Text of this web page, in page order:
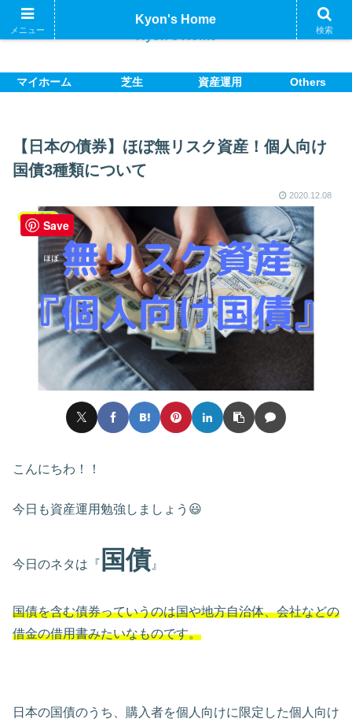
マイホーム 芝生 資産運用 Others
【日本の債券】ほぼ無リスク資産！個人向け
国債3種類について
2020.12.08
資産運用
こんにちわ！！
今日も資産運用勉強しましょう😃
今日のネタは『 国債 』
国債を含む債券っていうのは国や地方自治体、会社などの
借金の借用書みたいなものです。
日本の国債のうち、購入者を個人向けに限定した個人向け
メニュー
Kyon's Home
検索
Save